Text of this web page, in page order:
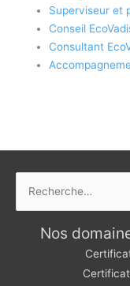
Superviseur et
Conseil
Consultant
Nos